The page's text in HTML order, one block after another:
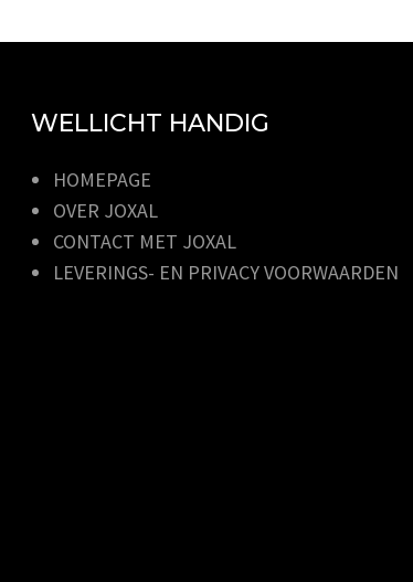
WELLICHT HANDIG
HOMEPAGE
OVER JOXAL
CONTACT MET JOXAL
LEVERINGS- EN PRIVACY VOORWAARDEN